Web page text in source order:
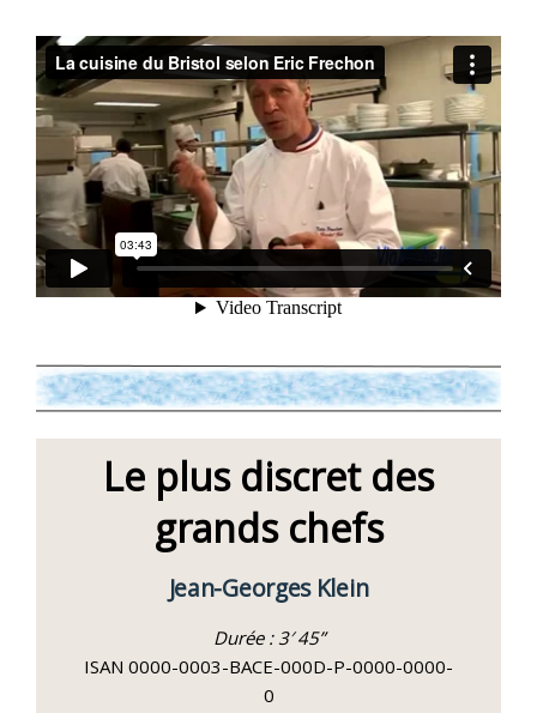
Le plus discret des
grands chefs
Jean-Georges Klein
Durée : 3′ 45”
ISAN 0000-0003-BACE-000D-P-0000-0000-
0